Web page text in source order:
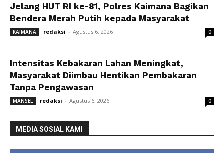
Jelang HUT RI ke-81, Polres Kaimana Bagikan
Bendera Merah Putih kepada Masyarakat
KAIMANA redaksi - Agustus 6, 2026 0
Intensitas Kebakaran Lahan Meningkat,
Masyarakat Diimbau Hentikan Pembakaran
Tanpa Pengawasan
MANSEL redaksi - Agustus 6, 2026 0
MEDIA SOSIAL KAMI